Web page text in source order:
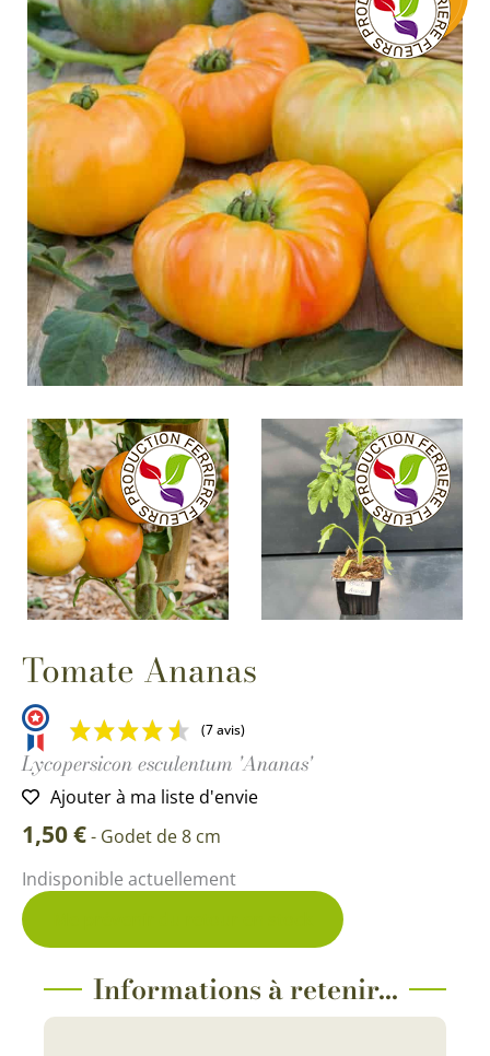
Tomate Ananas
(7 avis)
Lycopersicon esculentum 'Ananas'
Ajouter à ma liste d'envie
1,50€- Godet de 8 cm
Indisponible actuellement
Informations à retenir...